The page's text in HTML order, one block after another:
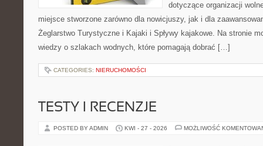
dotyczące organizacji
miejsce stworzone zarówno dla nowicjuszy, jak i dla
Żeglarstwo Turystyczne i Kajaki i Spływy kajakowe. Na stronie
wiedzy o szlakach wodnych, które pomagają dobrać […]
CATEGORIES: NIERUCHOMOŚCI
TESTY I RECENZJE
POSTED BY ADMIN KWI - 27 - 2026 MOŻLIWOŚĆ